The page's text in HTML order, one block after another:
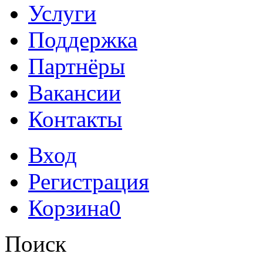
Услуги
Поддержка
Партнёры
Вакансии
Контакты
Вход
Регистрация
Корзина0
Поиск